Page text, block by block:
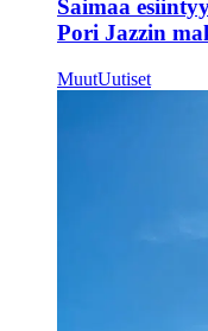
Saimaa
Pori Jazzin
MuutUutiset